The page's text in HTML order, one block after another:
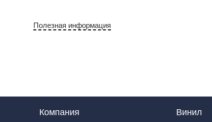
Полезная информация
Компания
Винил